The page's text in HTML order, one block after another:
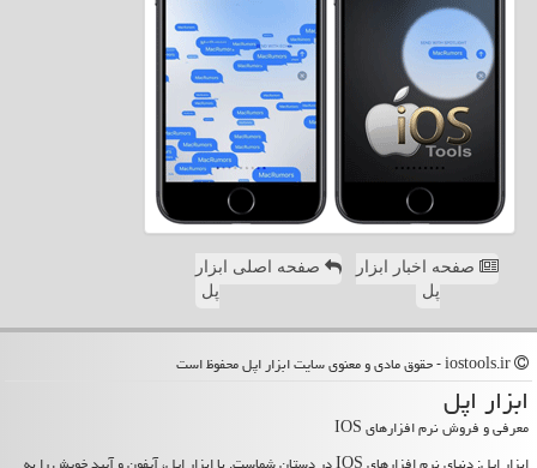
صفحه اخبار ابزار
پل
صفحه اصلی ابزار
پل
ابزار اپل
معرفی و فروش نرم افزارهای IOS